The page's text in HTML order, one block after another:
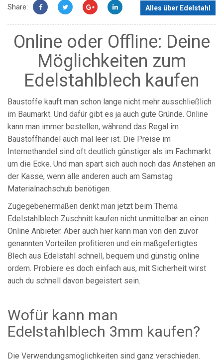
Share: Alles über Edelstahl
Online oder Offline: Deine
Möglichkeiten zum
Edelstahlblech kaufen
Baustoffe kauft man schon lange nicht mehr ausschließlich
im Baumarkt. Und dafür gibt es ja auch gute Gründe. Online
kann man immer bestellen, während das Regal im
Baustoffhandel auch mal leer ist. Die Preise im
Internethandel sind oft deutlich günstiger als im Fachmarkt
um die Ecke. Und man spart sich auch noch das Anstehen an
der Kasse, wenn alle anderen auch am Samstag
Materialnachschub benötigen.
Zugegebenermaßen denkt man jetzt beim Thema
Edelstahlblech Zuschnitt kaufen nicht unmittelbar an einen
Online Anbieter. Aber auch hier kann man von den zuvor
genannten Vorteilen profitieren und ein maßgefertigtes
Blech aus Edelstahl schnell, bequem und günstig online
ordern. Probiere es doch einfach aus, mit Sicherheit wirst
auch du schnell davon begeistert sein.
Wofür kann man
Edelstahlblech 3mm kaufen?
Die Verwendungsmöglichkeiten sind ganz verschieden.